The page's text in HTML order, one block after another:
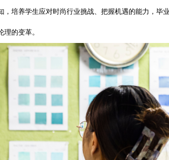
，培养学生应对时尚行业挑战、把握机遇的能力，毕
的变革。